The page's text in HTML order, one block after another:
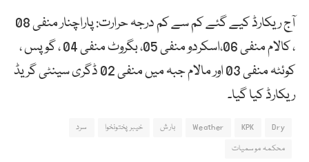
آج ریکارڈ کیے گئے کم سے کم درجہ حرارت: پاراچنار منفی 08
، کالام منفی 06،اسکردو منفی 05، بگروٹ منفی 04 ، گوپس ،
کوئٹہ منفی 03 اور مالام جبہ میں منفی 02 ڈگری سینٹی گریڈ
ریکارڈ کیا گیا۔
Dry
KPK
Weather بارش خیبرپختونخوا
سرد
محکمہ موسمیات